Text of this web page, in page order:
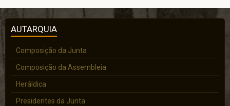
AUTARQUIA
Composição da Junta
Composição da Assembleia
Heráldica
Presidentes da Junta